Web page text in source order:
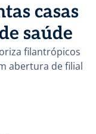
casas
saúde
filantrópicos
abertura de filial